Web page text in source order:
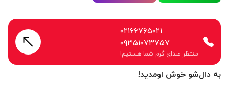
به دال‌شو خوش اومدید!
۰۲۱۶۶۷۶۵۰۲۱
۰۹۳۵۱۰۷۳۷۵۷
منتظر صدای گرم شما هستیم!